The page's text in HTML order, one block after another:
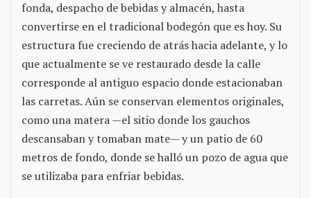
fonda, despacho de bebidas y almacén, hasta
convertirse en el tradicional bodegón que es hoy. Su
estructura fue creciendo de atrás hacia adelante, y lo
que actualmente se ve restaurado desde la calle
corresponde al antiguo espacio donde estacionaban
las carretas. Aún se conservan elementos originales,
como una matera —el sitio donde los gauchos
descansaban y tomaban mate— y un patio de 60
metros de fondo, donde se halló un pozo de agua que
se utilizaba para enfriar bebidas.